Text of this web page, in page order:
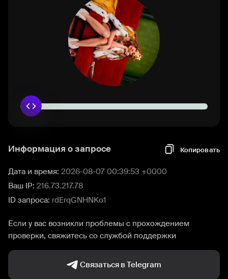
Информация о запросе Копировать
Дата и время: 2026-08-07 00:39:53 +0000
Ваш IP: 216.73.217.78
ID запроса: rdErqGNHNKo1
Если у вас возникли проблемы с прохождением
проверки, свяжитесь со службой поддержки
Связаться в Telegram